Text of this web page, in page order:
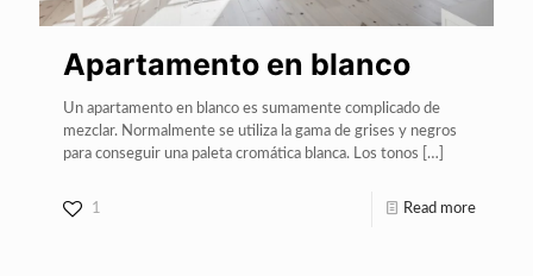
Apartamento en blanco
Un apartamento en blanco es sumamente complicado de
mezclar. Normalmente se utiliza la gama de grises y negros
para conseguir una paleta cromática blanca. Los tonos […]
1 Read more